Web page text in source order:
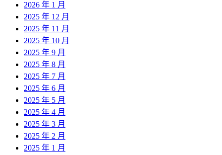
2026 年 1 月
2025 年 12 月
2025 年 11 月
2025 年 10 月
2025 年 9 月
2025 年 8 月
2025 年 7 月
2025 年 6 月
2025 年 5 月
2025 年 4 月
2025 年 3 月
2025 年 2 月
2025 年 1 月